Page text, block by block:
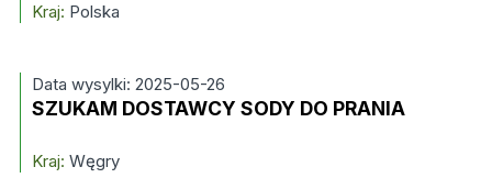
Kraj: Polska
Data wysylki: 2025-05-26
SZUKAM DOSTAWCY SODY DO PRANIA
Kraj: Węgry